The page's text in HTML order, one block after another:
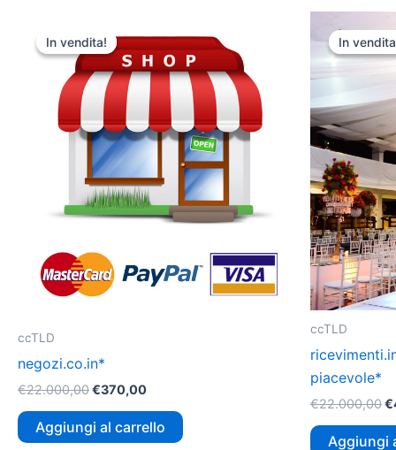
In vendita!
In vendita!
ccTLD
negozi.co.in*
€22.000,00
prezzo
originale
era:
€22.000,00.
€370,00
prezzo
attuale
è:
€370,00.
Aggiungi al carrello
In
In
ccTLD
piacevole*
€22.000,00€
Aggiungi